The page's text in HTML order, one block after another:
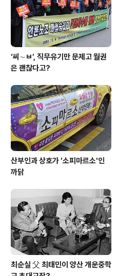
‘씨∼ㅂ’, 직무유기만 문제고 월권
은 괜찮다고?
산부인과 상호가 '소피마르소'인
까닭
최순실 父 최태민이 양산 개운중학